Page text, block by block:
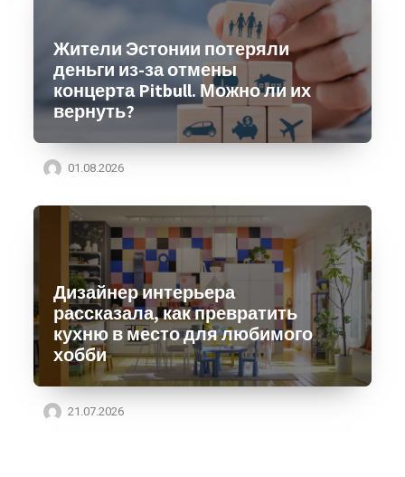
Жители Эстонии потеряли
деньги из-за отмены
концерта Pitbull. Можно ли их
вернуть?
01.08.2026
Дизайнер интерьера
рассказала, как превратить
кухню в место для любимого
хобби
21.07.2026